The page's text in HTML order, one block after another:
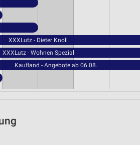
XXXLutz - Dieter Knoll
XXXLutz - Wohnen Spezial
Kaufland - Angebote ab 06.08.